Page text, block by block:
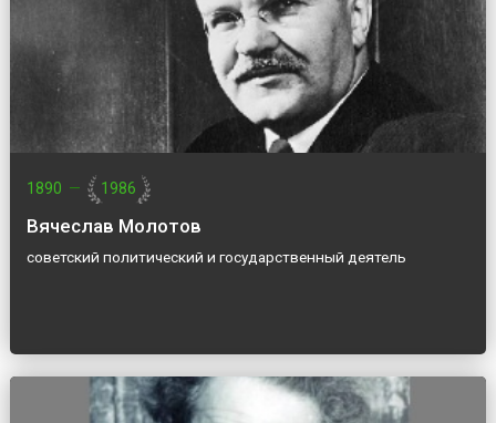
1890 — 1986
Вячеслав Молотов
советский политический и государственный деятель